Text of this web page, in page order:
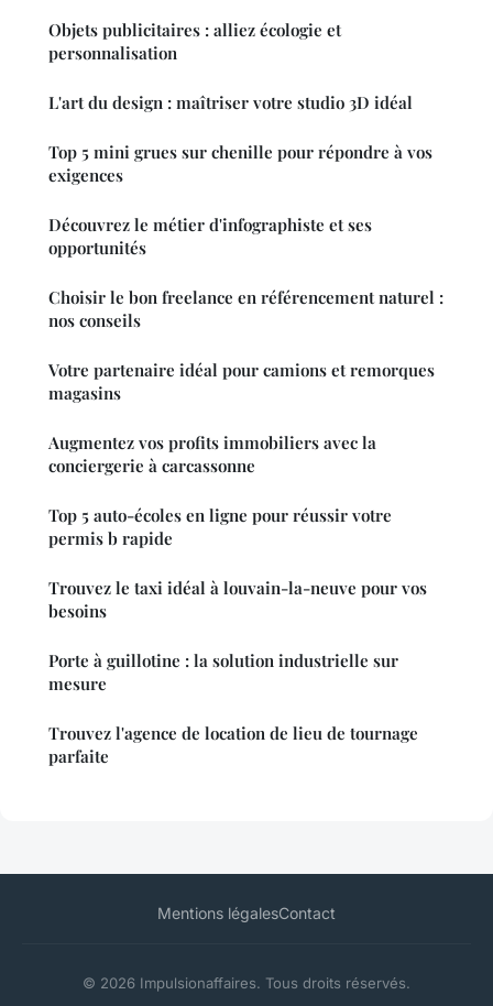
Objets publicitaires : alliez écologie et
personnalisation
L'art du design : maîtriser votre studio 3D idéal
Top 5 mini grues sur chenille pour répondre à vos
exigences
Découvrez le métier d'infographiste et ses
opportunités
Choisir le bon freelance en référencement naturel :
nos conseils
Votre partenaire idéal pour camions et remorques
magasins
Augmentez vos profits immobiliers avec la
conciergerie à carcassonne
Top 5 auto-écoles en ligne pour réussir votre
permis b rapide
Trouvez le taxi idéal à louvain-la-neuve pour vos
besoins
Porte à guillotine : la solution industrielle sur
mesure
Trouvez l'agence de location de lieu de tournage
parfaite
Mentions légalesContact
© 2026 Impulsionaffaires. Tous droits réservés.